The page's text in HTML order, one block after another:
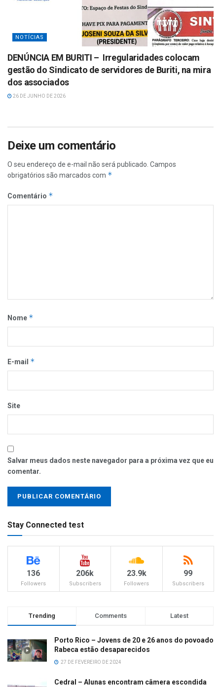
NOTÍCIAS
DENÚNCIA EM BURITI – Irregularidades colocam
gestão do Sindicato de servidores de Buriti, na mira
dos associados
26 DE JUNHO DE 2026
Deixe um comentário
O seu endereço de e-mail não será publicado. Campos
obrigatórios são marcados com *
Comentário *
Nome *
E-mail *
Site
Salvar meus dados neste navegador para a próxima vez que eu
comentar.
Stay Connected test
136
Followers
206k
Subscribers
23.9k
Followers
99
Subscribers
Trending Comments Latest
Porto Rico – Jovens de 20 e 26 anos do povoado
Rabeca estão desaparecidos
27 DE FEVEREIRO DE 2024
Cedral – Alunas encontram câmera escondida